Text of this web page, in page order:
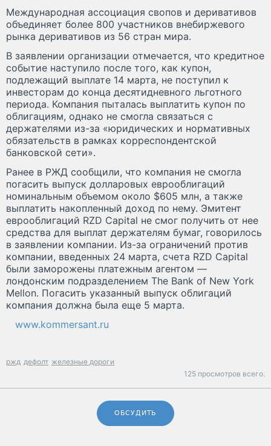
Международная ассоциация свопов и деривативов
объединяет более 800 участников внебиржевого
рынка деривативов из 56 стран мира.
В заявлении организации отмечается, что кредитное
событие наступило после того, как купон,
подлежащий выплате 14 марта, не поступил к
инвесторам до конца десятидневного льготного
периода. Компания пыталась выплатить купон по
облигациям, однако не смогла связаться с
держателями из-за «юридических и нормативных
обязательств в рамках корреспондентской
банковской сети».
Ранее в РЖД сообщили, что компания не смогла
погасить выпуск долларовых еврооблигаций
номинальным объемом около $605 млн, а также
выплатить накопленный доход по нему. Эмитент
еврооблигаций RZD Capital не смог получить от нее
средства для выплат держателям бумаг, говорилось
в заявлении компании. Из-за ограничений против
компании, введенных 24 марта, счета RZD Capital
были заморожены платежным агентом —
лондонским подразделением The Bank of New York
Mellon. Погасить указанный выпуск облигаций
компания должна была еще 5 марта.
www.kommersant.ru
ржд дефолт железные дороги
125 просмотров всего.
ОБСУДИТЬ